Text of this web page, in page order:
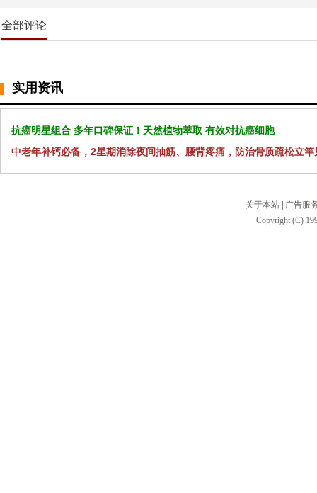
全部评论
实用资讯
抗癌明星组合 多年口碑保证！天然植物萃取 有效对抗癌细胞
中老年补钙必备，2星期消除夜间抽筋、腰背疼痛，防治骨质疏松立竿
关于本站
广告服
Copyright (C)